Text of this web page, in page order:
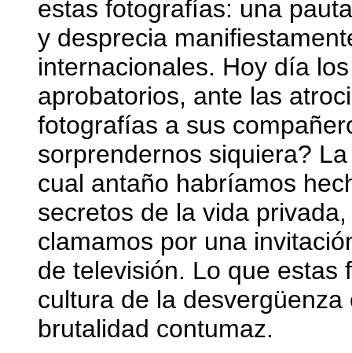
estas fotografías: una
y desprecia
internacionales. Hoy día
aprobatorios, ante las
fotografías a sus
sorprendernos siquiera?
cual antaño habríamos
secretos de la vida
clamamos por una
de televisión. Lo que estas
cultura de la
brutalidad contumaz.